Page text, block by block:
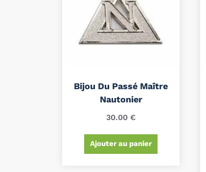
Bijou Du Passé Maître
Nautonier
30.00€
Ajouter au panier